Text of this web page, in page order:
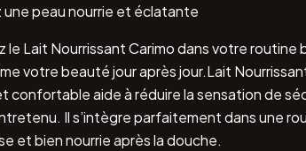
une peau nourrie et éclatante
le Lait Nourrissant Carimo dans votre
votre beauté jour après jour.Lait
confortable aide à réduire la sensation de
Il s’intègre parfaitement dans une
et bien nourrie après la douche.